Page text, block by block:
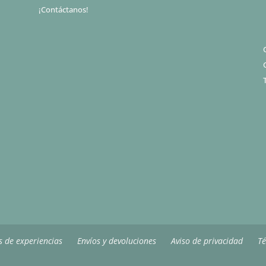
¡Contáctanos!
de experiencias Envíos y devoluciones Aviso de privacidad